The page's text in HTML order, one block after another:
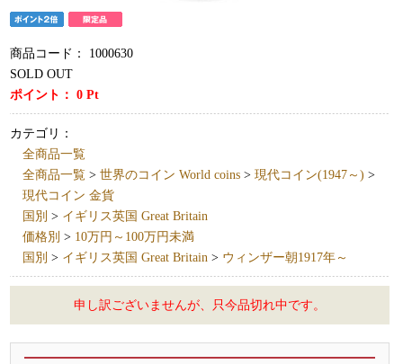
商品コード：
1000630
SOLD OUT
ポイント：0 Pt
カテゴリ：
全商品一覧
全商品一覧 >世界のコイン World coins >現代コイン(1947～) >
現代コイン 金貨
国別 > イギリス英国 Great Britain
価格別 > 10万円～100万円未満
国別 > イギリス英国 Great Britain > ウィンザー朝1917年～
申し訳ございませんが、只今品切れ中です。